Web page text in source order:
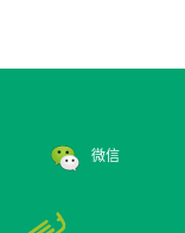
微信